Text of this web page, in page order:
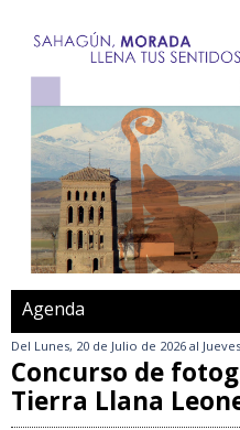
Agenda
Del Lunes, 20 de Julio de 2026 al
Concurso de
Tierra Llana